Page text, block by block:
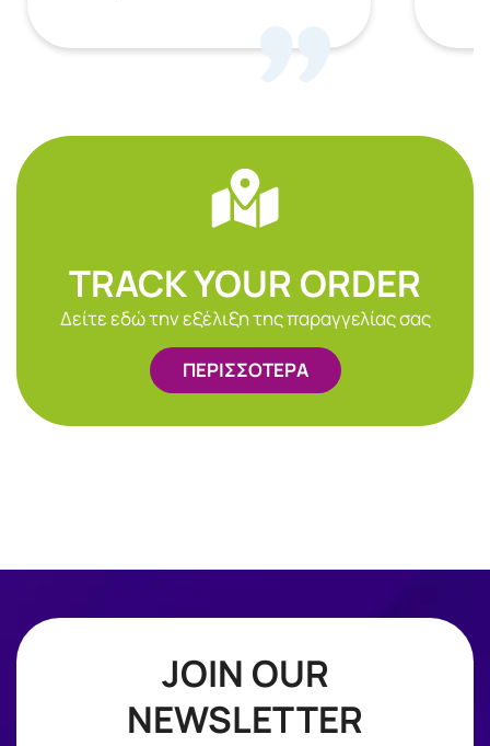
TRACK YOUR ORDER
Δείτε εδώ την εξέλιξη της παραγγελίας σας
ΠΕΡΙΣΣΟΤΕΡΑ
JOIN OUR
NEWSLETTER